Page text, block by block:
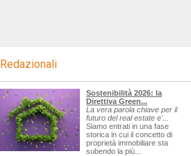
Redazionali
Sostenibilità 2026: la
Direttiva Green...
La vera parola chiave per il
futuro del real estate e'...
Siamo entrati in una fase
storica in cui il concetto di
proprietà immobiliare sta
subendo la più...